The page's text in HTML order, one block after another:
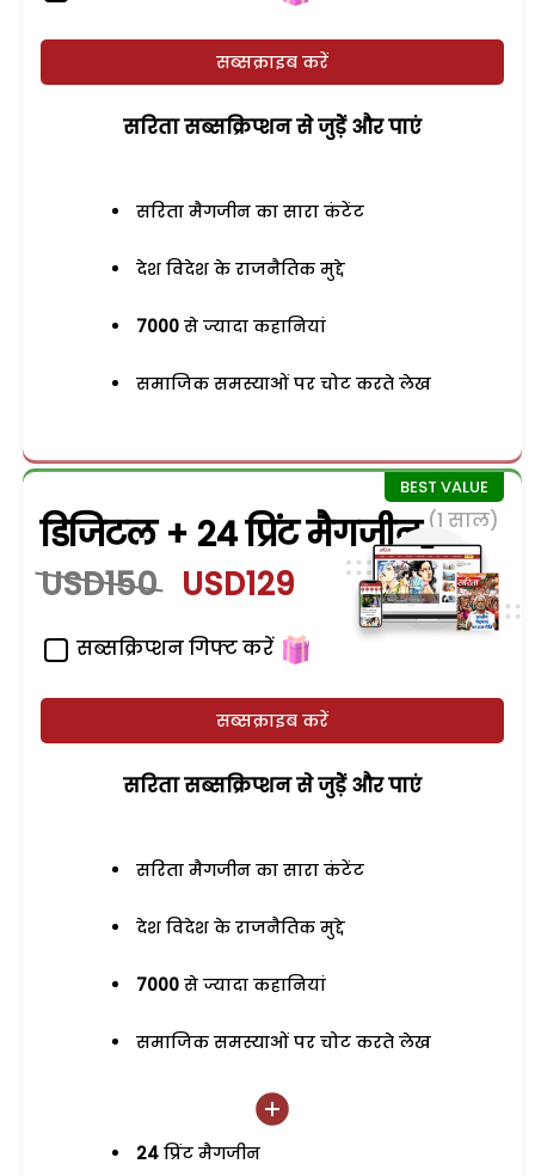
सब्सक्राइब करें
सरिता सब्सक्रिप्शन से जुड़ेें और पाएं
सरिता मैगजीन का सारा कंटेंट
देश विदेश के राजनैतिक मुद्दे
7000 से ज्यादा कहानियां
समाजिक समस्याओं पर चोट करते लेख
डिजिटल + 24 प्रिंट मैगजीन (1 साल)
USD150 USD129
सब्सक्रिप्शन गिफ्ट करें
सब्सक्राइब करें
सरिता सब्सक्रिप्शन से जुड़ेें और पाएं
सरिता मैगजीन का सारा कंटेंट
देश विदेश के राजनैतिक मुद्दे
7000 से ज्यादा कहानियां
समाजिक समस्याओं पर चोट करते लेख
24 प्रिंट मैगजीन